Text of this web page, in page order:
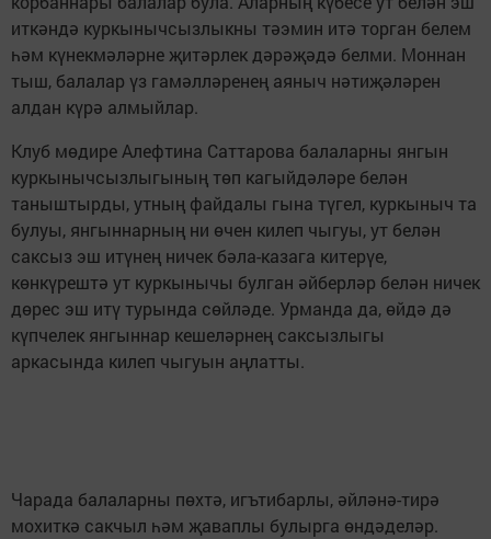
иткәндә куркынычсызлыкны тәэмин итә торган белем
һәм күнекмәләрне җитәрлек дәрәҗәдә белми. Моннан
тыш, балалар үз гамәлләренең аяныч нәтиҗәләрен
алдан күрә алмыйлар.
Клуб мөдире Алефтина Саттарова балаларны янгын
куркынычсызлыгының төп кагыйдәләре белән
таныштырды, утның файдалы гына түгел, куркыныч та
булуы, янгыннарның ни өчен килеп чыгуы, ут белән
саксыз эш итүнең ничек бәла-казага китерүе,
көнкүрештә ут куркынычы булган әйберләр белән ничек
дөрес эш итү турында сөйләде. Урманда да, өйдә дә
күпчелек янгыннар кешеләрнең саксызлыгы
аркасында килеп чыгуын аңлатты.
Чарада балаларны пөхтә, игътибарлы, әйләнә-тирә
мохиткә сакчыл һәм җаваплы булырга өндәделәр.